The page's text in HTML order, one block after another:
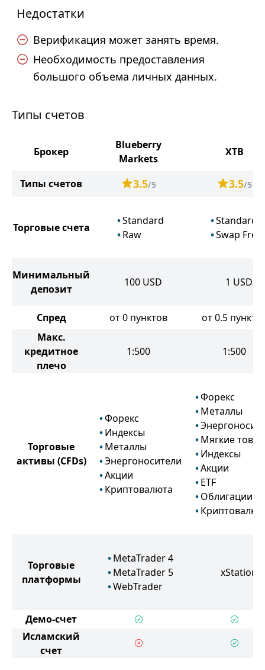
Недостатки
Верификация может занять время.
Необходимость предоставления
большого объема личных данных.
Типы счетов
Брокер
Blueberry
Markets
XTB
Типы счетов 3.5/5 3.5/5
Торговые счета
Standard
Raw
Standard
Swap Free
Минимальный
депозит
100 USD 1 USD
Спред от 0 пунктов
от 0.5
Макс.
кредитное
плечо
1:500 1:500
Торговые
активы (CFDs)
Форекс
Индексы
Металлы
Энергоносители
Акции
Криптовалюта
Форекс
Металлы
Мягкие
Индексы
Акции
ETF
Облигации
Торговые
платформы
MetaTrader 4
MetaTrader 5
WebTrader
xStation
Демо-счет
Исламский
счет